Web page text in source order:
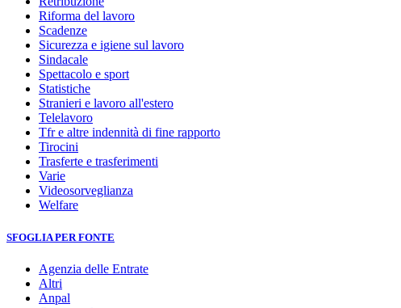
Riforma del lavoro
Scadenze
Sicurezza e igiene sul lavoro
Sindacale
Spettacolo e sport
Statistiche
Stranieri e lavoro all'estero
Telelavoro
Tfr e altre indennità di fine rapporto
Tirocini
Trasferte e trasferimenti
Varie
Videosorveglianza
Welfare
SFOGLIA PER FONTE
Agenzia delle Entrate
Altri
Anpal